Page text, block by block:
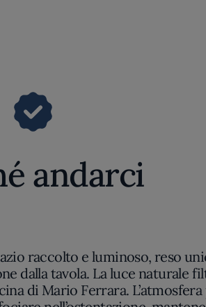
andarci
raccolto e luminoso, reso
dalla tavola. La luce naturale
di Mario Ferrara.
nell’ostentazione,